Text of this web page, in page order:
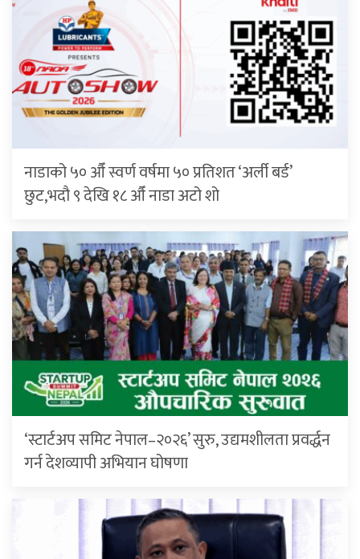
नाडाको ५० औँ स्वर्ण वर्षमा ५० प्रतिशत ‘अर्ली बर्ड’
छुट,भदौ ९ देखि १८ औँ नाडा अटो शो
‘स्टार्टअप समिट नेपाल–२०२६’ सुरु, उद्यमशीलता प्रवर्द्धन
गर्न देशव्यापी अभियान घोषणा